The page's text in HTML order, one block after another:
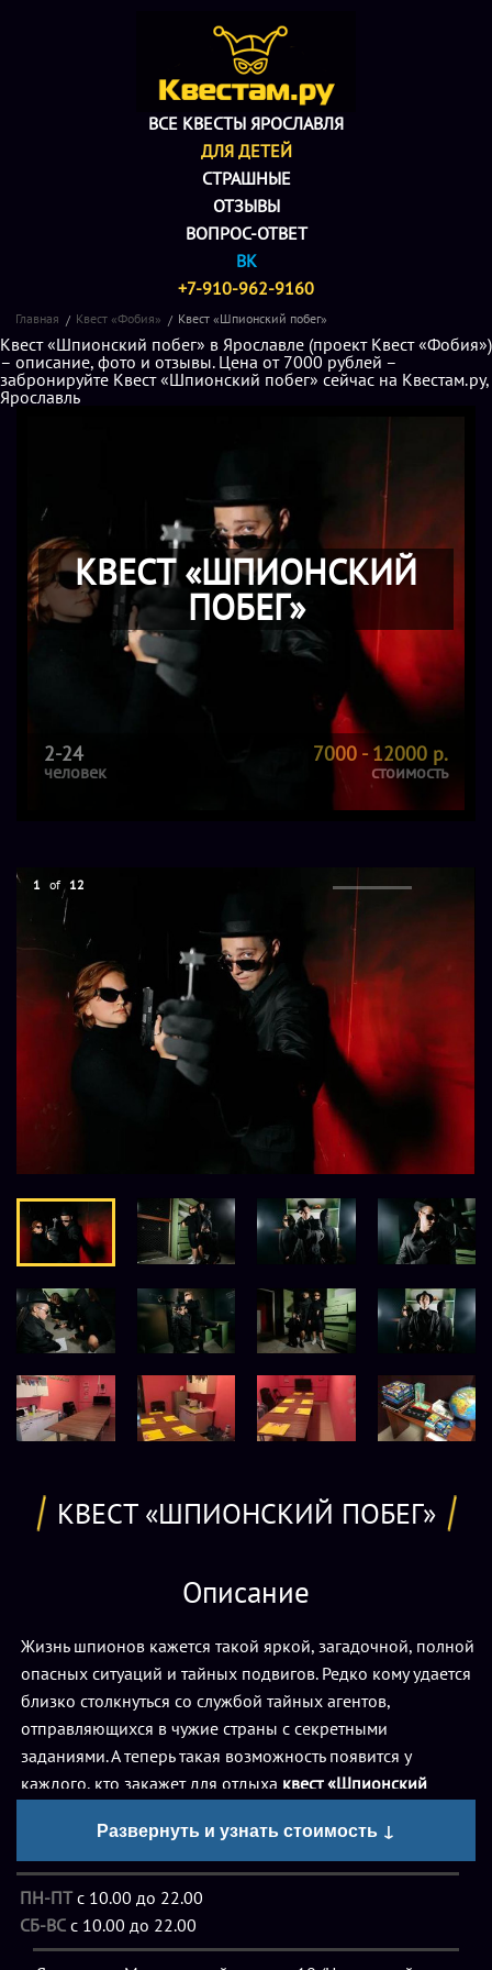
ВСЕ КВЕСТЫ ЯРОСЛАВЛЯ
ДЛЯ ДЕТЕЙ
СТРАШНЫЕ
ОТЗЫВЫ
ВОПРОС-ОТВЕТ
ВК
+7-910-962-9160
Главная Квест «Фобия» Квест «Шпионский побег»
Квест «Шпионский побег» в Ярославле (проект Квест «Фобия»)
– описание, фото и отзывы. Цена от 7000 рублей –
забронируйте Квест «Шпионский побег» сейчас на Квестам.ру,
Ярославль
КВЕСТ «ШПИОНСКИЙ
ПОБЕГ»
2-24
человек
7000 - 12000 р.
стоимость
1 of 12
КВЕСТ «ШПИОНСКИЙ ПОБЕГ»
Описание
Жизнь шпионов кажется такой яркой, загадочной, полной
опасных ситуаций и тайных подвигов. Редко кому удается
близко столкнуться со службой тайных агентов,
отправляющихся в чужие страны с секретными
заданиями. А теперь такая возможность появится у
каждого, кто закажет для отдыха квест «Шпионский
«Фобия». Особенность этой игры – в оригинальном
сюжете, атмосфере опасности и таинственной, которая и
окутывает жизнь настоящих шпионов. Во время такого
необычного развлечения нужно будет вжиться в роль
секретного агента, справиться со сложной ситуацией
Развернуть и узнать стоимость ↓
ПН-ПТс 10.00 до 22.00
СБ-ВС с 10.00 до 22.00